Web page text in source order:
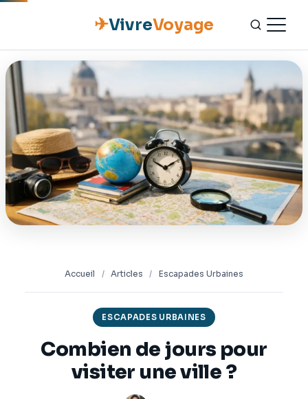
✈VivreVoyage
ACCUEIL
ESCAPADES
NATURE
GASTRONOMIE
CULTURE
Accueil / Articles / Escapades Urbaines
ESCAPADES URBAINES
Combien de jours pour
visiter une ville ?